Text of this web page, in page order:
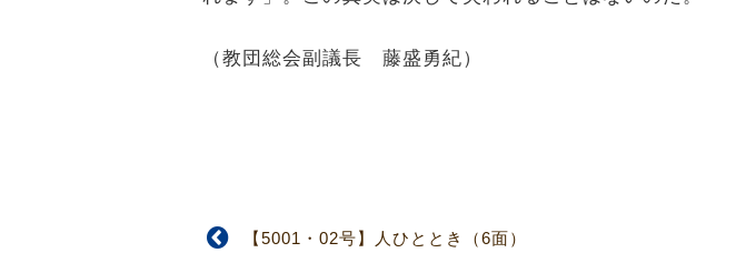
（教団総会副議長 藤盛勇紀）
【5001・02号】人ひととき（6面）